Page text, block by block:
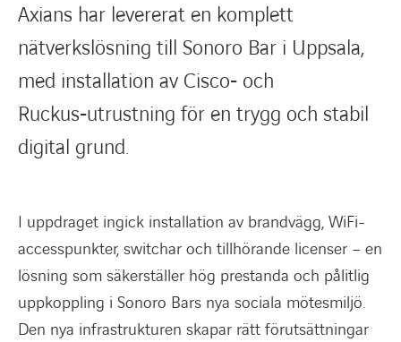
Axians har levererat en komplett
nätverkslösning till Sonoro Bar i Uppsala,
med installation av Cisco‑ och
Ruckus‑utrustning för en trygg och stabil
digital grund.
I uppdraget ingick installation av brandvägg, WiFi-
accesspunkter, switchar och tillhörande licenser – en
lösning som säkerställer hög prestanda och pålitlig
uppkoppling i Sonoro Bars nya sociala mötesmiljö.
Den nya infrastrukturen skapar rätt förutsättningar